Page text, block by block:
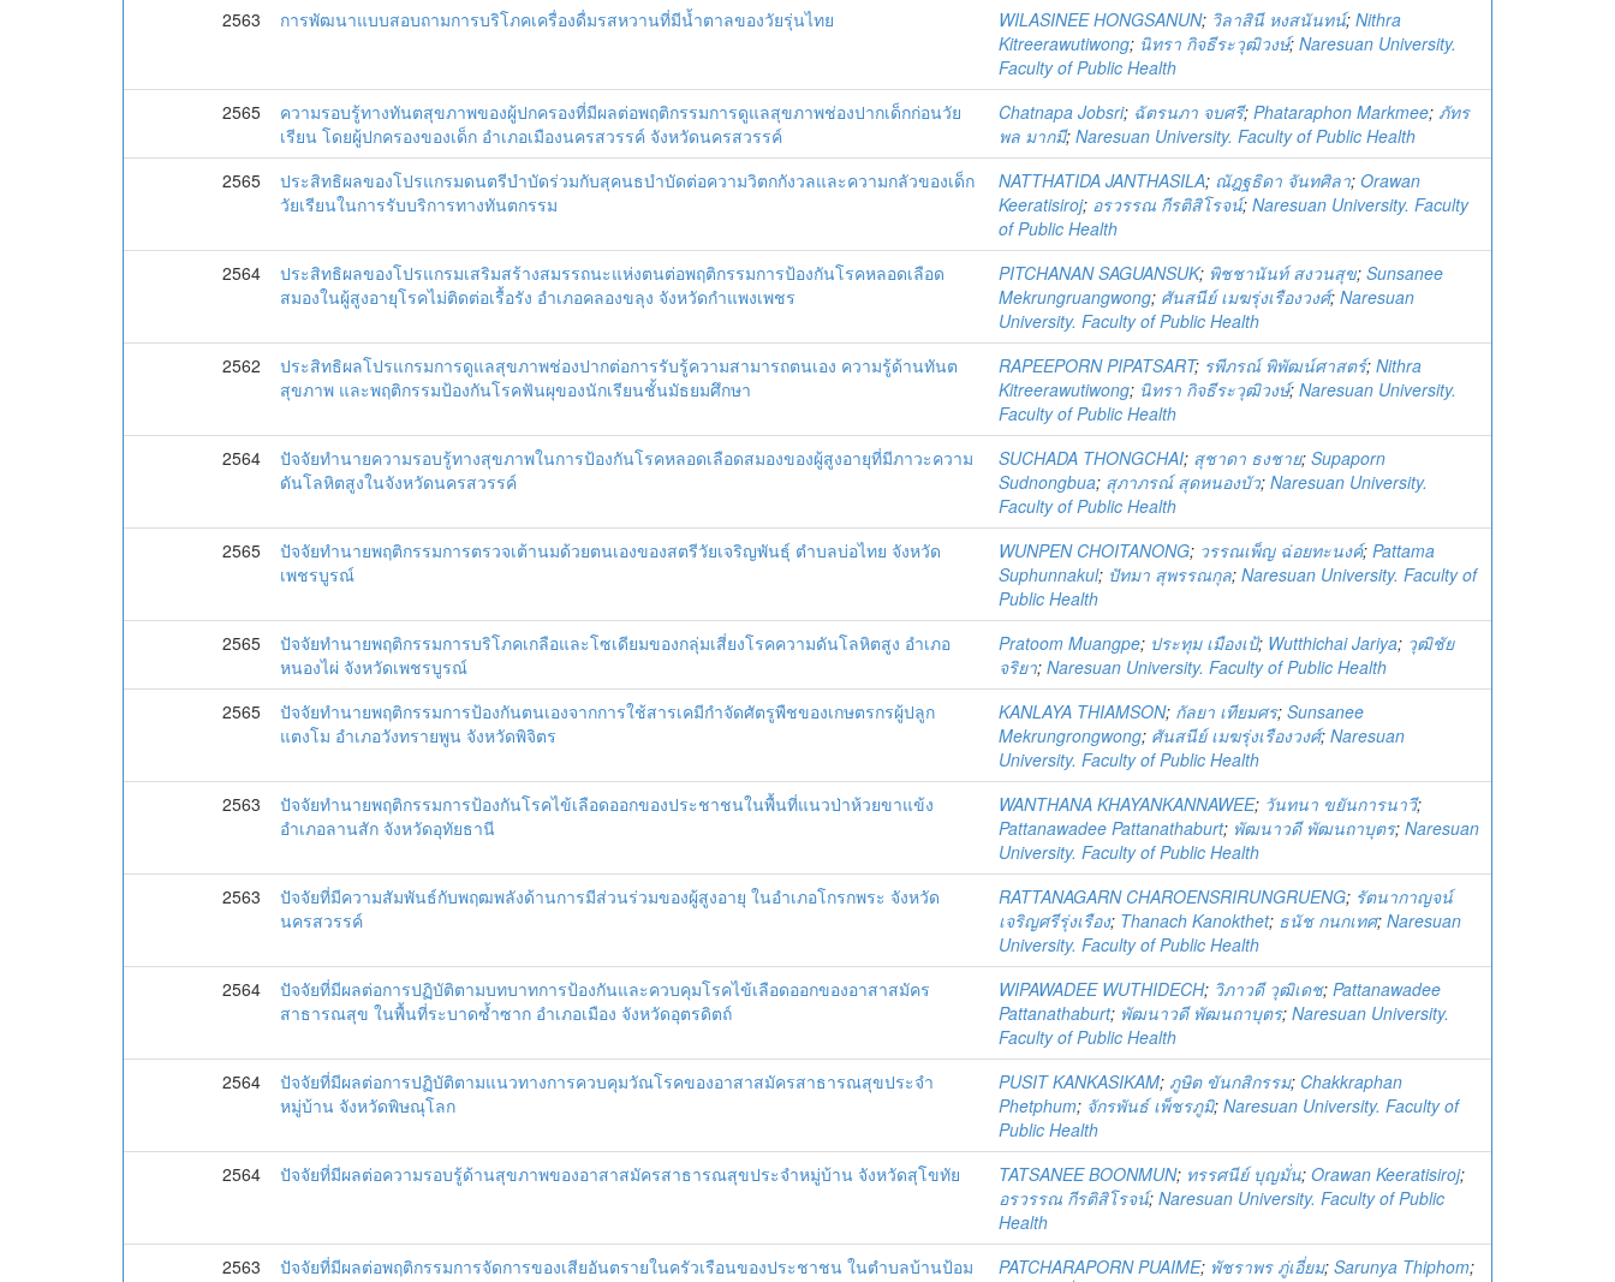
2563
การพัฒนาแบบสอบถามการบริโภคเครื่องดื่มรสหวานที่มีน้ำตาลของวัยรุ่นไทย WILASINEE HONGSANUN; วิลาสินี หงสนันทน์; Nithra
Kitreerawutiwong; นิทรา กิจธีระวุฒิวงษ์; Naresuan University.
Faculty of Public Health
2565
ความรอบรู้ทางทันตสุขภาพของผู้ปกครองที่มีผลต่อพฤติกรรมการดูแลสุขภาพช่องปากเด็กก่อนวัย
เรียน โดยผู้ปกครองของเด็ก อำเภอเมืองนครสวรรค์ จังหวัดนครสวรรค์
Chatnapa Jobsri; ฉัตรนภา จบศรี; Phataraphon Markmee; ภัทร
พล มากมี; Naresuan University. Faculty of Public Health
2565
ประสิทธิผลของโปรแกรมดนตรีบำบัดร่วมกับสุคนธบำบัดต่อความวิตกกังวลและความกลัวของเด็ก
วัยเรียนในการรับบริการทางทันตกรรม
NATTHATIDA JANTHASILA; ณัฎฐธิดา จันทศิลา; Orawan
Keeratisiroj; อรวรรณ กีรติสิโรจน์; Naresuan University. Faculty
of Public Health
2564
ประสิทธิผลของโปรแกรมเสริมสร้างสมรรถนะแห่งตนต่อพฤติกรรมการป้องกันโรคหลอดเลือด
สมองในผู้สูงอายุโรคไม่ติดต่อเรื้อรัง อำเภอคลองขลุง จังหวัดกำแพงเพชร
PITCHANAN SAGUANSUK; พิชชานันท์ สงวนสุข; Sunsanee
Mekrungruangwong; ศันสนีย์ เมฆรุ่งเรืองวงศ์; Naresuan
University. Faculty of Public Health
2562
ประสิทธิผลโปรแกรมการดูแลสุขภาพช่องปากต่อการรับรู้ความสามารถตนเอง ความรู้ด้านทันต
สุขภาพ และพฤติกรรมป้องกันโรคฟันผุของนักเรียนชั้นมัธยมศึกษา
RAPEEPORN PIPATSART; รพีภรณ์ พิพัฒน์ศาสตร์; Nithra
Kitreerawutiwong; นิทรา กิจธีระวุฒิวงษ์; Naresuan University.
Faculty of Public Health
2564
ปัจจัยทำนายความรอบรู้ทางสุขภาพในการป้องกันโรคหลอดเลือดสมองของผู้สูงอายุที่มีภาวะความ
ดันโลหิตสูงในจังหวัดนครสวรรค์
SUCHADA THONGCHAI; สุชาดา ธงชาย; Supaporn
Sudnongbua; สุภาภรณ์ สุดหนองบัว; Naresuan University.
Faculty of Public Health
2565
ปัจจัยทำนายพฤติกรรมการตรวจเต้านมด้วยตนเองของสตรีวัยเจริญพันธุ์ ตำบลบ่อไทย จังหวัด
เพชรบูรณ์
WUNPEN CHOITANONG; วรรณเพ็ญ ฉ่อยทะนงค์; Pattama
Suphunnakul; ปัทมา สุพรรณกุล; Naresuan University. Faculty of
Public Health
2565
ปัจจัยทำนายพฤติกรรมการบริโภคเกลือและโซเดียมของกลุ่มเสี่ยงโรคความดันโลหิตสูง อำเภอ
หนองไผ่ จังหวัดเพชรบูรณ์
Pratoom Muangpe; ประทุม เมืองเป้; Wutthichai Jariya; วุฒิชัย
จริยา; Naresuan University. Faculty of Public Health
2565
ปัจจัยทำนายพฤติกรรมการป้องกันตนเองจากการใช้สารเคมีกำจัดศัตรูพืชของเกษตรกรผู้ปลูก
แตงโม อำเภอวังทรายพูน จังหวัดพิจิตร
KANLAYA THIAMSON; กัลยา เทียมศร; Sunsanee
Mekrungrongwong; ศันสนีย์ เมฆรุ่งเรืองวงศ์; Naresuan
University. Faculty of Public Health
2563
ปัจจัยทำนายพฤติกรรมการป้องกันโรคไข้เลือดออกของประชาชนในพื้นที่แนวป่าห้วยขาแข้ง
อำเภอลานสัก จังหวัดอุทัยธานี
WANTHANA KHAYANKANNAWEE; วันทนา ขยันการนาวี;
Pattanawadee Pattanathaburt; พัฒนาวดี พัฒนถาบุตร; Naresuan
University. Faculty of Public Health
2563
ปัจจัยที่มีความสัมพันธ์กับพฤฒพลังด้านการมีส่วนร่วมของผู้สูงอายุ ในอำเภอโกรกพระ จังหวัด
นครสวรรค์
RATTANAGARN CHAROENSRIRUNGRUENG; รัตนากาญจน์
เจริญศรีรุ่งเรือง; Thanach Kanokthet; ธนัช กนกเทศ; Naresuan
University. Faculty of Public Health
2564
ปัจจัยที่มีผลต่อการปฏิบัติตามบทบาทการป้องกันและควบคุมโรคไข้เลือดออกของอาสาสมัคร
สาธารณสุข ในพื้นที่ระบาดซ้ำซาก อำเภอเมือง จังหวัดอุตรดิตถ์
WIPAWADEE WUTHIDECH; วิภาวดี วุฒิเดช; Pattanawadee
Pattanathaburt; พัฒนาวดี พัฒนถาบุตร; Naresuan University.
Faculty of Public Health
2564
ปัจจัยที่มีผลต่อการปฏิบัติตามแนวทางการควบคุมวัณโรคของอาสาสมัครสาธารณสุขประจำ
หมู่บ้าน จังหวัดพิษณุโลก
PUSIT KANKASIKAM; ภูษิต ขันกสิกรรม; Chakkraphan
Phetphum; จักรพันธ์ เพ็ชรภูมิ; Naresuan University. Faculty of
Public Health
2564
ปัจจัยที่มีผลต่อความรอบรู้ด้านสุขภาพของอาสาสมัครสาธารณสุขประจำหมู่บ้าน จังหวัดสุโขทัย TATSANEE BOONMUN; ทรรศนีย์ บุญมั่น; Orawan Keeratisiroj;
อรวรรณ กีรติสิโรจน์; Naresuan University. Faculty of Public
Health
2563
ปัจจัยที่มีผลต่อพฤติกรรมการจัดการของเสียอันตรายในครัวเรือนของประชาชน ในตำบลบ้านป้อม
PATCHARAPORN PUAIME; พัชราพร ภู่เอี่ยม; Sarunya Thiphom;